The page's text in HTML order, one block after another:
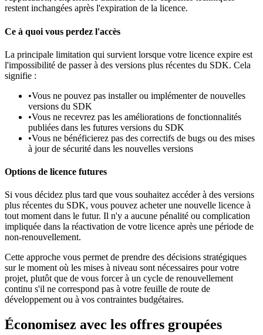
restent inchangées après l'expiration de la licence.
Ce à quoi vous perdez l'accès
La principale limitation qui survient lorsque votre licence expire est
l'impossibilité de passer à des versions plus récentes du SDK. Cela
signifie :
•Vous ne pouvez pas installer ou implémenter de nouvelles
versions du SDK
•Vous ne recevrez pas les améliorations de fonctionnalités
publiées dans les futures versions du SDK
•Vous ne bénéficierez pas des correctifs de bugs ou des mises
à jour de sécurité dans les nouvelles versions
Options de licence futures
Si vous décidez plus tard que vous souhaitez accéder à des versions
plus récentes du SDK, vous pouvez acheter une nouvelle licence à
tout moment dans le futur. Il n'y a aucune pénalité ou complication
impliquée dans la réactivation de votre licence après une période de
non-renouvellement.
Cette approche vous permet de prendre des décisions stratégiques
sur le moment où les mises à niveau sont nécessaires pour votre
projet, plutôt que de vous forcer à un cycle de renouvellement
continu s'il ne correspond pas à votre feuille de route de
développement ou à vos contraintes budgétaires.
Économisez avec les offres groupées